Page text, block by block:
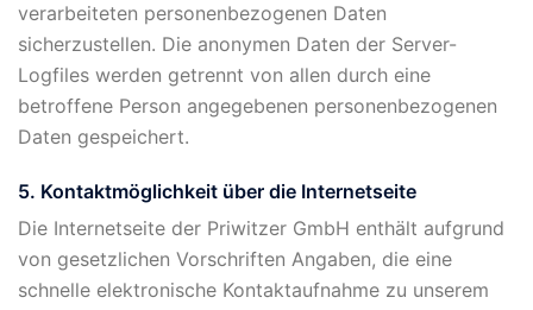
verarbeiteten personenbezogenen Daten
sicherzustellen. Die anonymen Daten der Server-
Logfiles werden getrennt von allen durch eine
betroffene Person angegebenen personenbezogenen
Daten gespeichert.
5. Kontaktmöglichkeit über die Internetseite
Die Internetseite der Priwitzer GmbH enthält aufgrund
von gesetzlichen Vorschriften Angaben, die eine
schnelle elektronische Kontaktaufnahme zu unserem